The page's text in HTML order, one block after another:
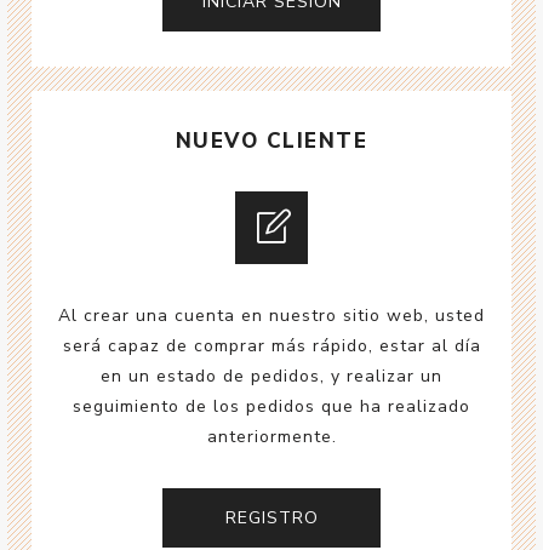
NUEVO CLIENTE
Al crear una cuenta en nuestro sitio web, usted
será capaz de comprar más rápido, estar al día
en un estado de pedidos, y realizar un
seguimiento de los pedidos que ha realizado
anteriormente.